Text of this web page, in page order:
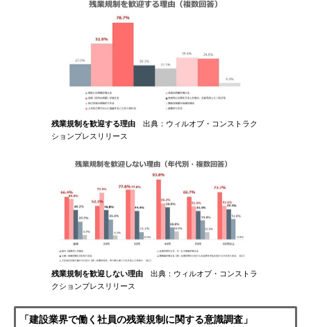
残業規制を歓迎する理由 出典：ウィルオブ・コンストラク
ションプレスリリース
残業規制を歓迎しない理由 出典：ウィルオブ・コンストラ
クションプレスリリース
「建設業界で働く社員の残業規制に関する意識調査」